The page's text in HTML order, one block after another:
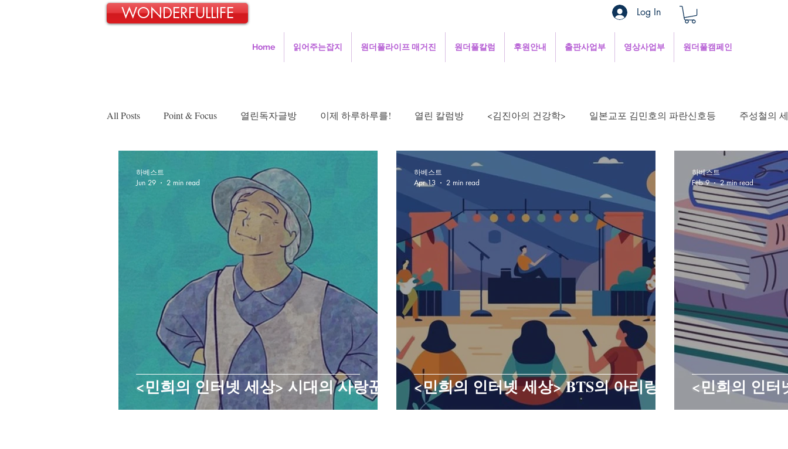
Log In
Home 읽어주는잡지 원더풀라이프 매거진 원더풀칼럼 후원안내 출판사업부 영상사업부 원더풀캠페인
WONDERFULLIFE
All Posts Point & Focus 열린독자글방 이제 하루하루를! 열린 칼럼방 <김진아의 건강학> 일본교포 김민호의 파란신호등 주성철의
김정숙의 초록이야기 김문희의 살며 생각하며 정안섭의 콩트세계 함께 사는 지혜 1
장경희의 웰빙-웰다잉 이야기 시로 드리는 기도 오정애의 선교여행일지 민희의 인터넷세상 정철의 생각해 봅시다 Well-being으로 살기
박희성목사의 강단뒤의 고민
<민희의 인터넷 세상> 시대의 사랑꾼
하베스트
Jun 29
2 min read
<민희의 인터넷 세상> BTS의 아리랑
하베스트
Apr 13
2 min read
<민희의 인터
하베스트
Feb 9
2 min read